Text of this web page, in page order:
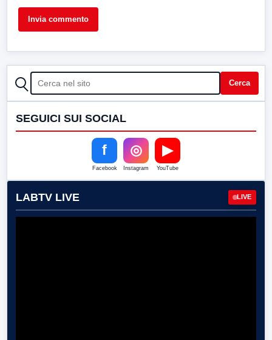
CERCA Cerca
SEGUICI SUI SOCIAL
f
Facebook
◎
Instagram
▶
YouTube
LABTV LIVE LIVE